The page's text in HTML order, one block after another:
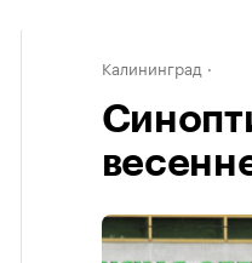
Калининград